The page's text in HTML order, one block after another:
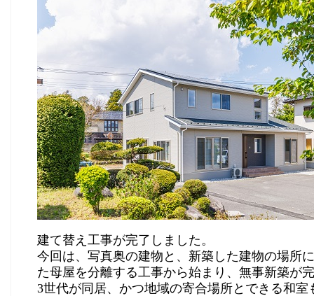
建て替え工事が完了しました。
今回は、写真奥の建物と、新築した建物の場所
た母屋を分離する工事から始まり、無事新築が
3世代が同居、かつ地域の寄合場所とできる和室